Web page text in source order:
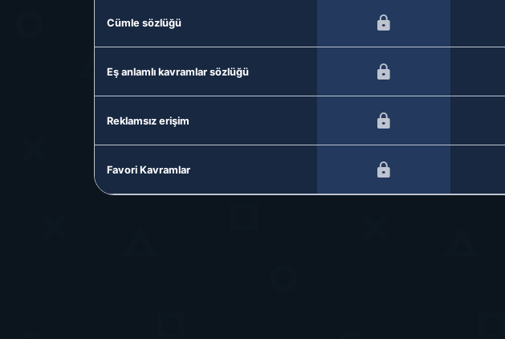
Cümle sözlüğü
Eş anlamlı kavramlar sözlüğü
Reklamsız erişim
Favori Kavramlar